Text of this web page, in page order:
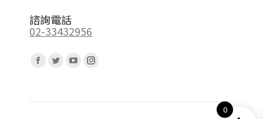
諮詢電話
02-33432956
Facebook
opens
Twitter
opens
YouTube
opens
Instagram
opens
0